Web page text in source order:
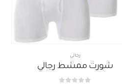
ممشط رجالي